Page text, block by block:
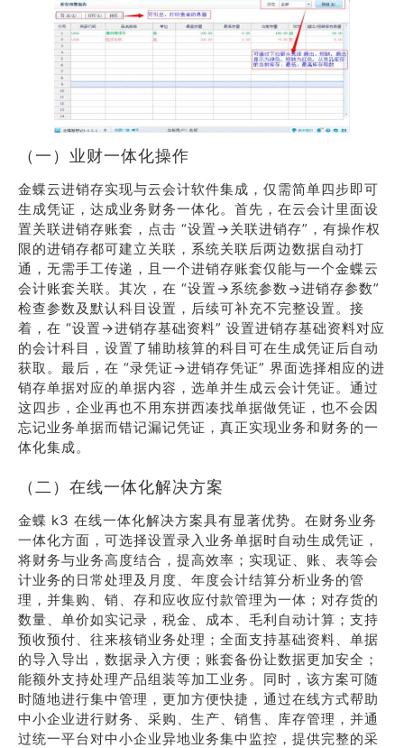
（一）业财一体化操作
金蝶云进销存实现与云会计软件集成，仅需简单四步即可
生成凭证，达成业务财务一体化。首先，在云会计里面设
置关联进销存账套，点击 “设置→关联进销存”，有操作权
限的进销存都可建立关联，系统关联后两边数据自动打
通，无需手工传递，且一个进销存账套仅能与一个金蝶云
会计账套关联。其次，在 “设置→系统参数→进销存参数”
检查参数及默认科目设置，后续可补充不完整设置。接
着，在 “设置→进销存基础资料” 设置进销存基础资料对应
的会计科目，设置了辅助核算的科目可在生成凭证后自动
获取。最后，在 “录凭证→进销存凭证” 界面选择相应的进
销存单据对应的单据内容，选单并生成云会计凭证。通过
这四步，企业再也不用东拼西凑找单据做凭证，也不会因
忘记业务单据而错记漏记凭证，真正实现业务和财务的一
体化集成。
（二）在线一体化解决方案
金蝶 k3 在线一体化解决方案具有显著优势。在财务业务
一体化方面，可选择设置录入业务单据时自动生成凭证，
将财务与业务高度结合，提高效率；实现证、账、表等会
计业务的日常处理及月度、年度会计结算分析业务的管
理，并集购、销、存和应收应付款管理为一体；对存货的
数量、单价如实记录，税金、成本、毛利自动计算；支持
预收预付、往来核销业务处理；全面支持基础资料、单据
的导入导出，数据录入方便；账套备份让数据更加安全；
能额外支持处理产品组装等加工业务。同时，该方案可随
时随地进行集中管理，更加方便快捷，通过在线方式帮助
中小企业进行财务、采购、生产、销售、库存管理，并通
过统一平台对中小企业异地业务集中监控，提供完整的采